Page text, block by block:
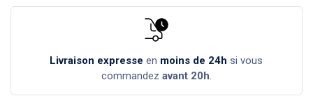
Livraison expresse en moins de 24h si vous
commandez avant 20h.